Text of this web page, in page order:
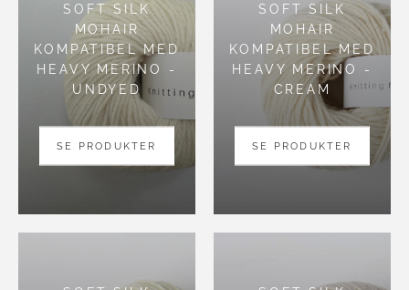
SOFT SILK
MOHAIR
KOMPATIBEL MED
HEAVY MERINO -
UNDYED
SE PRODUKTER
SOFT SILK
MOHAIR
KOMPATIBEL MED
HEAVY MERINO -
CREAM
SE PRODUKTER